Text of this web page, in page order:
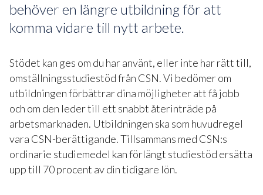
behöver en längre utbildning för att
komma vidare till nytt arbete.
Stödet kan ges om du har använt, eller inte har rätt till,
omställningsstudiestöd från CSN. Vi bedömer om
utbildningen förbättrar dina möjligheter att få jobb
och om den leder till ett snabbt återinträde på
arbetsmarknaden. Utbildningen ska som huvudregel
vara CSN-berättigande. Tillsammans med CSN:s
ordinarie studiemedel kan förlängt studiestöd ersätta
upp till 70 procent av din tidigare lön.